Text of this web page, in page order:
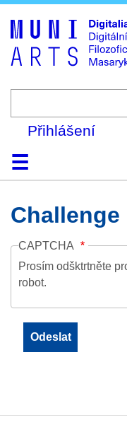
Přihlášení
DomůKolekce
Prohlížení
O
Challenge
CAPTCHA
Prosím odšktrtněte
robot.